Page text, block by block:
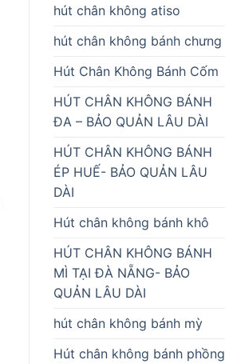
hút chân không atiso
hút chân không bánh chưng
Hút Chân Không Bánh Cốm
HÚT CHÂN KHÔNG BÁNH
ĐA – BẢO QUẢN LÂU DÀI
HÚT CHÂN KHÔNG BÁNH
ÉP HUẾ- BẢO QUẢN LÂU
DÀI
Hút chân không bánh khô
HÚT CHÂN KHÔNG BÁNH
MÌ TẠI ĐÀ NẴNG- BẢO
QUẢN LÂU DÀI
hút chân không bánh mỳ
Hút chân không bánh phồng